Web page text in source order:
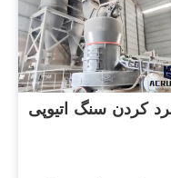
کردن سنگ اتیوپی